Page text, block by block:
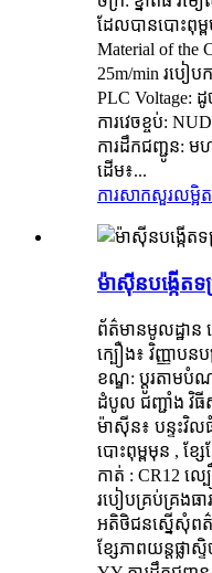
ដែលបានបោះពុម្
Material of the
25m/min របៀប
PLC Voltage:
ការវេចខ្ចប់:
ការដឹកជញ្ជូន: ម
ដើម៖...
ការសាកសួរលម្អិត
ម៉ាស៊ីនបង្កើត
ព័ត៌មានមូលដ្ឋាន
ក្បឿង៖ វិញ្ញាបន
ខណ្ឌ: ប្ដូរតាមបំណ
ដំបូល ជញ្ជាំង វិ
ម៉ាស៊ីន៖ បន្ទះវិល
បោះពុម្ពមុន , ខ្ស
កាត់ : CR12 ល្
របៀបគ្រប់គ្រងធ
អតិថិជនស្នើសុំពត៌
ខ្សែភាពយន្តផ្ល